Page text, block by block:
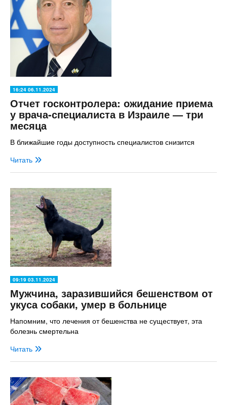
16:24 06.11.2024
Отчет госконтролера: ожидание приема
у врача-специалиста в Израиле — три
месяца
В ближайшие годы доступность специалистов снизится
Читать
09:19 03.11.2024
Мужчина, заразившийся бешенством от
укуса собаки, умер в больнице
Напомним, что лечения от бешенства не существует, эта
болезнь смертельна
Читать